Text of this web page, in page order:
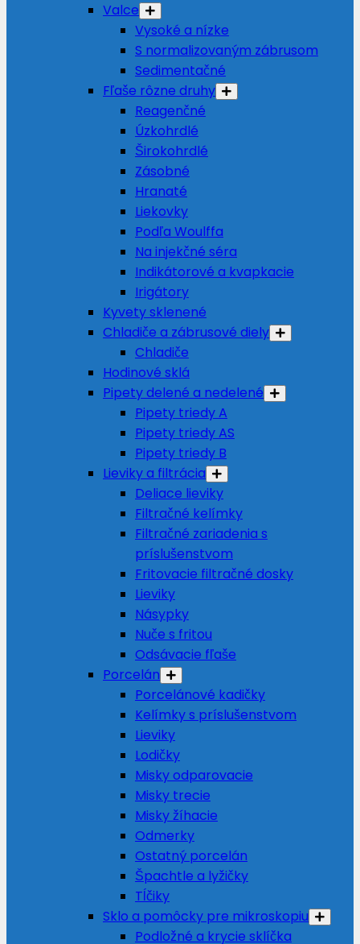
Valce
Vysoké a nízke
S normalizovaným zábrusom
Sedimentačné
Fľaše rôzne druhy
Reagenčné
Úzkohrdlé
Širokohrdlé
Zásobné
Hranaté
Liekovky
Podľa Woulffa
Na injekčné séra
Indikátorové a kvapkacie
Irigátory
Kyvety sklenené
Chladiče a zábrusové diely
Chladiče
Hodinové sklá
Pipety delené a nedelené
Pipety triedy A
Pipety triedy AS
Pipety triedy B
Lieviky a filtrácia
Deliace lieviky
Filtračné kelímky
Filtračné zariadenia s
príslušenstvom
Fritovacie filtračné dosky
Lieviky
Násypky
Nuče s fritou
Odsávacie fľaše
Porcelán
Porcelánové kadičky
Kelímky s príslušenstvom
Lieviky
Lodičky
Misky odparovacie
Misky trecie
Misky žíhacie
Odmerky
Ostatný porcelán
Špachtle a lyžičky
Tĺčiky
Sklo a pomôcky pre mikroskopiu
Podložné a krycie sklíčka